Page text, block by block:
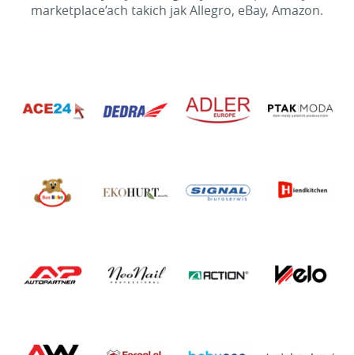
marketplace’ach takich jak Allegro, eBay, Amazon.